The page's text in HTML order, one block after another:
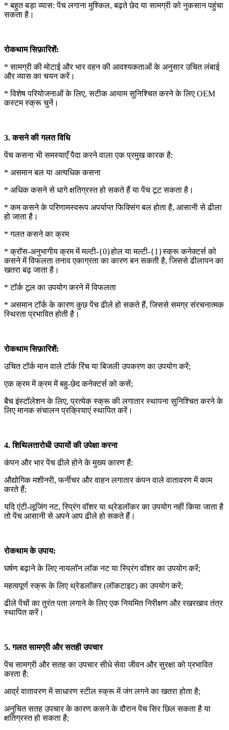
* बहुत बड़ा व्यास: पेंच लगाना मुश्किल, बढ़ते छेद या सामग्री को नुकसान पहुंचा
सकता है।
रोकथाम सिफ़ारिशें:
* सामग्री की मोटाई और भार वहन की आवश्यकताओं के अनुसार उचित लंबाई
और व्यास का चयन करें।
* विशेष परियोजनाओं के लिए, सटीक आयाम सुनिश्चित करने के लिए OEM
कस्टम स्क्रू चुनें।
3. कसने की गलत विधि
पेंच कसना भी समस्याएँ पैदा करने वाला एक प्रमुख कारक है:
* असमान बल या अत्यधिक कसना
* अधिक कसने से धागे क्षतिग्रस्त हो सकते हैं या पेंच टूट सकता है।
* कम कसने के परिणामस्वरूप अपर्याप्त फिक्सिंग बल होता है, आसानी से ढीला
हो जाता है।
* गलत कसने का क्रम
* क्रॉस-अनुभागीय क्रम में मल्टी-{0}होल या मल्टी-{1}स्क्रू कनेक्टर्स को
कसने में विफलता तनाव एकाग्रता का कारण बन सकती है, जिससे ढीलापन का
खतरा बढ़ जाता है।
* टॉर्क टूल का उपयोग करने में विफलता
* असमान टॉर्क के कारण कुछ पेंच ढीले हो सकते हैं, जिससे समग्र संरचनात्मक
स्थिरता प्रभावित होती है।
रोकथाम सिफ़ारिशें:
उचित टॉर्क मान वाले टॉर्क रिंच या बिजली उपकरण का उपयोग करें;
एक क्रम में क्रम में बहु-छेद कनेक्टर्स को कसें;
बैच इंस्टॉलेशन के लिए, प्रत्येक स्क्रू की लगातार स्थापना सुनिश्चित करने के
लिए मानक संचालन प्रक्रियाएं स्थापित करें।
4. शिथिलतारोधी उपायों की उपेक्षा करना
कंपन और भार पेंच ढीले होने के मुख्य कारण हैं:
औद्योगिक मशीनरी, फर्नीचर और वाहन लगातार कंपन वाले वातावरण में काम
करते हैं;
यदि एंटी-लूजिंग नट, स्प्रिंग वॉशर या थ्रेडलॉकर का उपयोग नहीं किया जाता है
तो पेंच आसानी से अपने आप ढीले हो सकते हैं।
रोकथाम के उपाय:
घर्षण बढ़ाने के लिए नायलॉन लॉक नट या स्प्रिंग वॉशर का उपयोग करें;
महत्वपूर्ण स्क्रू के लिए थ्रेडलॉकर (लॉकटाइट) का उपयोग करें;
ढीले पेंचों का तुरंत पता लगाने के लिए एक नियमित निरीक्षण और रखरखाव तंत्र
स्थापित करें।
5. गलत सामग्री और सतही उपचार
पेंच सामग्री और सतह का उपचार सीधे सेवा जीवन और सुरक्षा को प्रभावित
करता है:
आर्द्र वातावरण में साधारण स्टील स्क्रू में जंग लगने का खतरा होता है;
अनुचित सतह उपचार के कारण कसने के दौरान पेंच सिर छिल सकता है या
क्षतिग्रस्त हो सकता है;